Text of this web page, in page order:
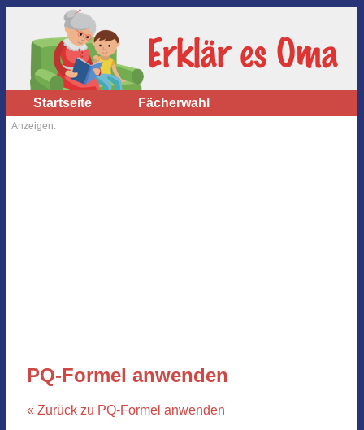
Startseite Fächerwahl
Anzeigen:
PQ-Formel anwenden
« Zurück zu PQ-Formel anwenden